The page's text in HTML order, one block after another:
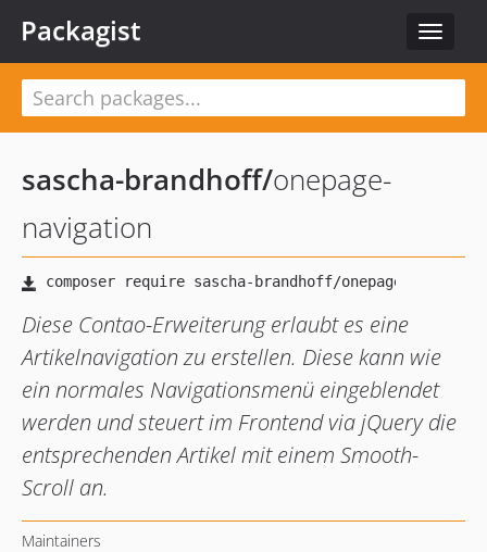
Toggle
Packagist
sascha-brandhoff/onepage-
navigation
Diese Contao-Erweiterung erlaubt es eine
Artikelnavigation zu erstellen. Diese kann wie
ein normales Navigationsmenü eingeblendet
werden und steuert im Frontend via jQuery die
entsprechenden Artikel mit einem Smooth-
Scroll an.
Maintainers